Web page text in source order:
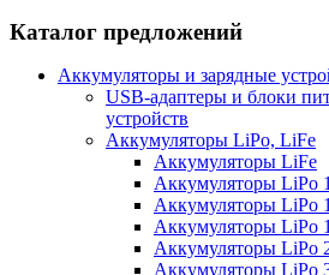
Каталог предложений
Аккумуляторы и зарядные
USB-адаптеры и блоки
устройств
Аккумуляторы LiPo, LiFe
Аккумуляторы LiFe
Аккумуляторы LiPo
Аккумуляторы LiPo
Аккумуляторы LiPo
Аккумуляторы LiPo
Аккумуляторы LiPo